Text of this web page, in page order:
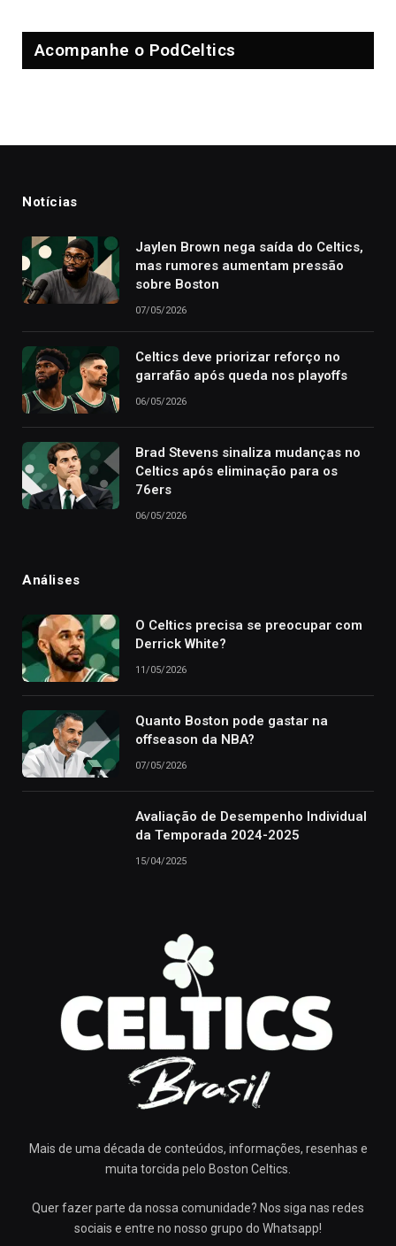
Acompanhe o PodCeltics
Notícias
Jaylen Brown nega saída do Celtics,
mas rumores aumentam pressão
sobre Boston
07/05/2026
Celtics deve priorizar reforço no
garrafão após queda nos playoffs
06/05/2026
Brad Stevens sinaliza mudanças no
Celtics após eliminação para os
76ers
06/05/2026
Análises
O Celtics precisa se preocupar com
Derrick White?
11/05/2026
Quanto Boston pode gastar na
offseason da NBA?
07/05/2026
Avaliação de Desempenho Individual
da Temporada 2024-2025
15/04/2025
Mais de uma década de conteúdos, informações, resenhas e
muita torcida pelo Boston Celtics.
Quer fazer parte da nossa comunidade? Nos siga nas redes
sociais e entre no nosso grupo do Whatsapp!